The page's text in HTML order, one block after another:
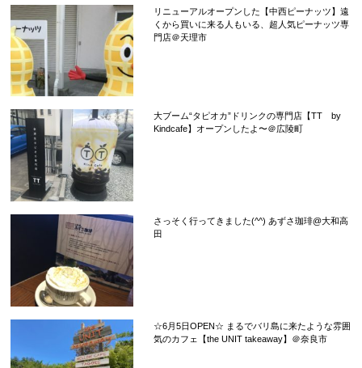
リニューアルオープンした【中西ピーナッツ】遠
くから買いに来る人もいる、超人気ピーナッツ専
門店＠天理市
大ブーム“タピオカ”ドリンクの専門店【TT by
Kindcafe】オープンしたよ〜＠広陵町
さっそく行ってきました(^^) あずさ珈琲@大和高
田
☆6月5日OPEN☆ まるでバリ島に来たような雰囲
気のカフェ【the UNIT takeaway】＠奈良市